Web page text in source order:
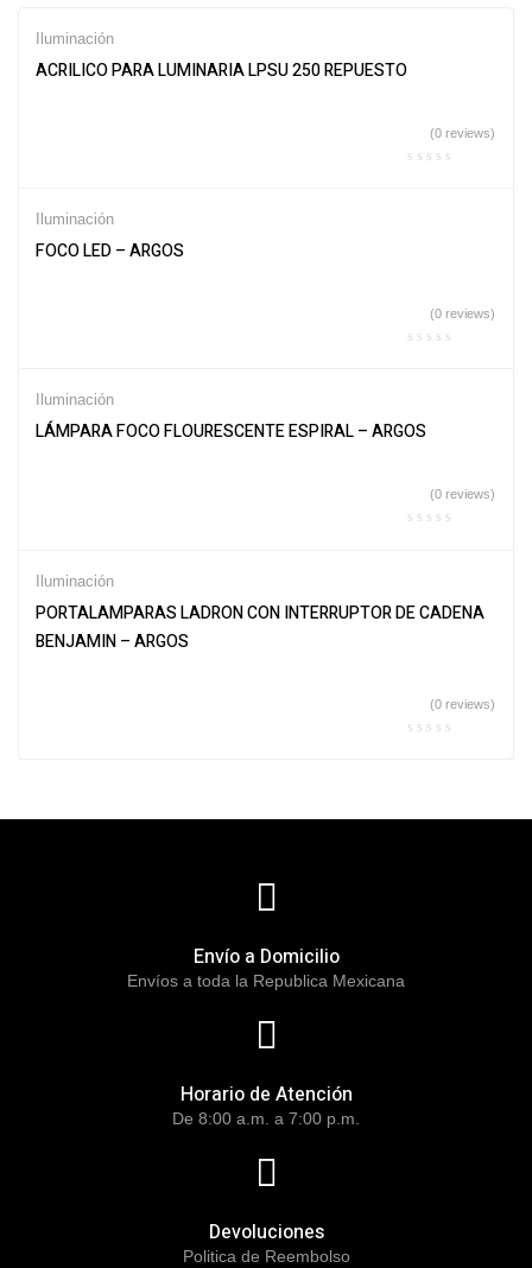
Iluminación
ACRILICO PARA LUMINARIA LPSU 250 REPUESTO
(0 reviews)
Iluminación
FOCO LED – ARGOS
(0 reviews)
Iluminación
LÁMPARA FOCO FLOURESCENTE ESPIRAL – ARGOS
(0 reviews)
Iluminación
PORTALAMPARAS LADRON CON INTERRUPTOR DE CADENA
BENJAMIN – ARGOS
(0 reviews)
Envío a Domicilio
Envíos a toda la Republica Mexicana
Horario de Atención
De 8:00 a.m. a 7:00 p.m.
Devoluciones
Politica de Reembolso